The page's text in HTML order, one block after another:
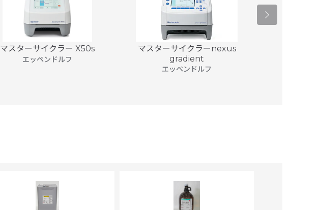
マスターサイクラー X50s
エッペンドルフ
マスターサイクラーnexus
gradient
エッペンドルフ